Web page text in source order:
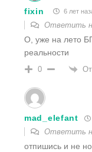
fixin 6 лет
Ответить
О, уже на лето
реальности
0
mad_elefant
Ответить
отпишись и не